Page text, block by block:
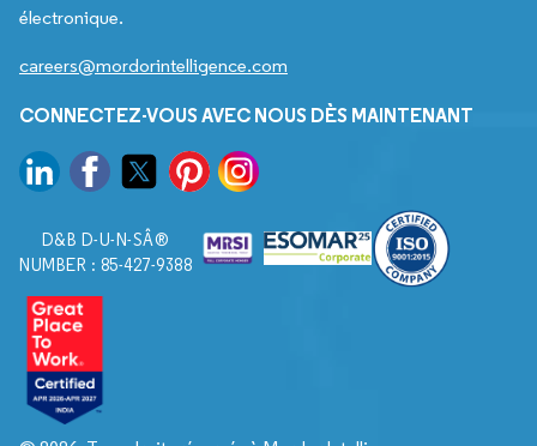
électronique.
careers@mordorintelligence.com
CONNECTEZ-VOUS AVEC NOUS DÈS MAINTENANT
D&B D-U-N-SÂ®
NUMBER : 85-427-9388